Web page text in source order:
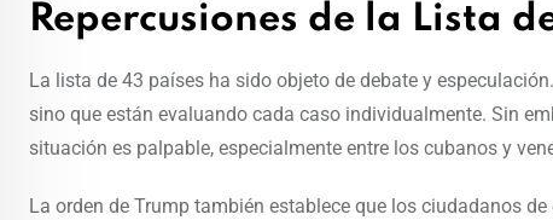
Repercusiones de la Lista
La lista de 43 países ha sido objeto de debate y
sino que están evaluando cada caso individualmente. Sin
situación es palpable, especialmente entre los cubanos y
La orden de Trump también establece que los ciudadanos